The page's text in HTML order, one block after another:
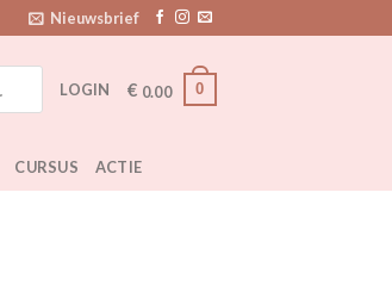
Nieuwsbrief
LOGIN € 0.00 0
CURSUS ACTIE